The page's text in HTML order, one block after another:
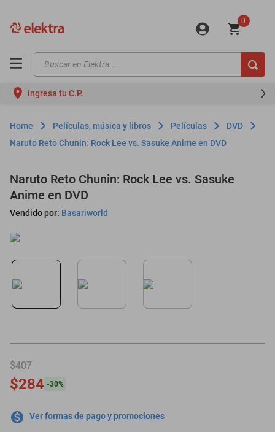
0
Buscar en Elektra...
Ingresa tu C.P.
Películas, música y libros Películas
DVD
Naruto Reto Chunin: Rock Lee vs. Sasuke Anime en DVD
Naruto Reto Chunin: Rock Lee vs. Sasuke
Anime en DVD
Vendido por: Basariworld
$407
$284 -30%
Ver formas de pago y promociones
motos
moto
celulares
refrigeradores
lavadoras